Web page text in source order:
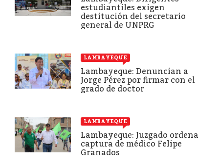
estudiantiles exigen
destitución del secretario
general de UNPRG
LAMBAYEQUE
Lambayeque: Denuncian a
Jorge Pérez por firmar con el
grado de doctor
LAMBAYEQUE
Lambayeque: Juzgado ordena
captura de médico Felipe
Granados